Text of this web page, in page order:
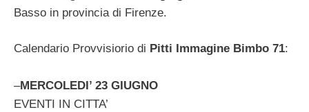
Basso in provincia di Firenze.
Calendario Provvisiorio di Pitti Immagine Bimbo 71:
–MERCOLEDI’ 23 GIUGNO
EVENTI IN CITTA’